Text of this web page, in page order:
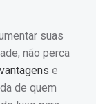
suas
não perca
e
de quem